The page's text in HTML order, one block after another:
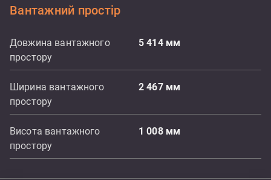
Вантажний простір
Довжина вантажного
простору
5 414 мм
Ширина вантажного
простору
2 467 мм
Висота вантажного
простору
1 008 мм